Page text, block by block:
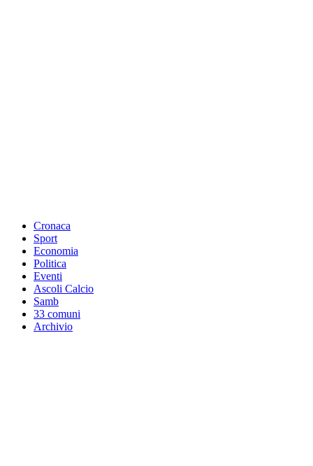
Cronaca
Sport
Economia
Politica
Eventi
Ascoli Calcio
Samb
33 comuni
Archivio